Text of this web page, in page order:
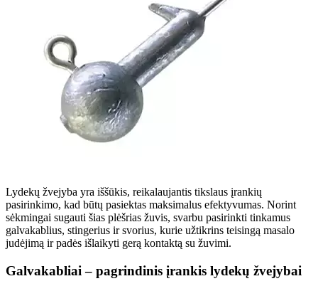
Lydekų žvejyba yra iššūkis, reikalaujantis tikslaus įrankių
pasirinkimo, kad būtų pasiektas maksimalus efektyvumas. Norint
sėkmingai sugauti šias plėšrias žuvis, svarbu pasirinkti tinkamus
galvakablius, stingerius ir svorius, kurie užtikrins teisingą masalo
judėjimą ir padės išlaikyti gerą kontaktą su žuvimi.
Galvakabliai – pagrindinis įrankis lydekų žvejybai